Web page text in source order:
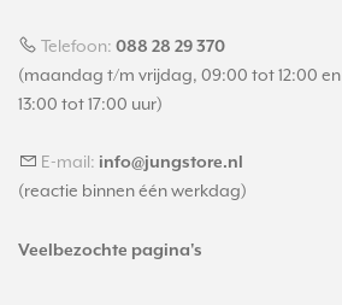
Telefoon: 088 28 29 370
(maandag t/m vrijdag, 09:00 tot 12:00 en
13:00 tot 17:00 uur)
E-mail: info@jungstore.nl
(reactie binnen één werkdag)
Veelbezochte pagina's